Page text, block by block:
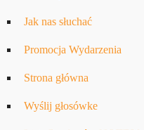
Jak nas słuchać
Promocja Wydarzenia
Strona główna
Wyślij głosówke